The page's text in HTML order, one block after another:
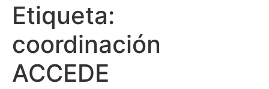
Etiqueta:
coordinación
ACCEDE